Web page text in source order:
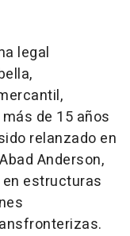
legal
de 15 años
relanzado en
Anderson,
estructuras